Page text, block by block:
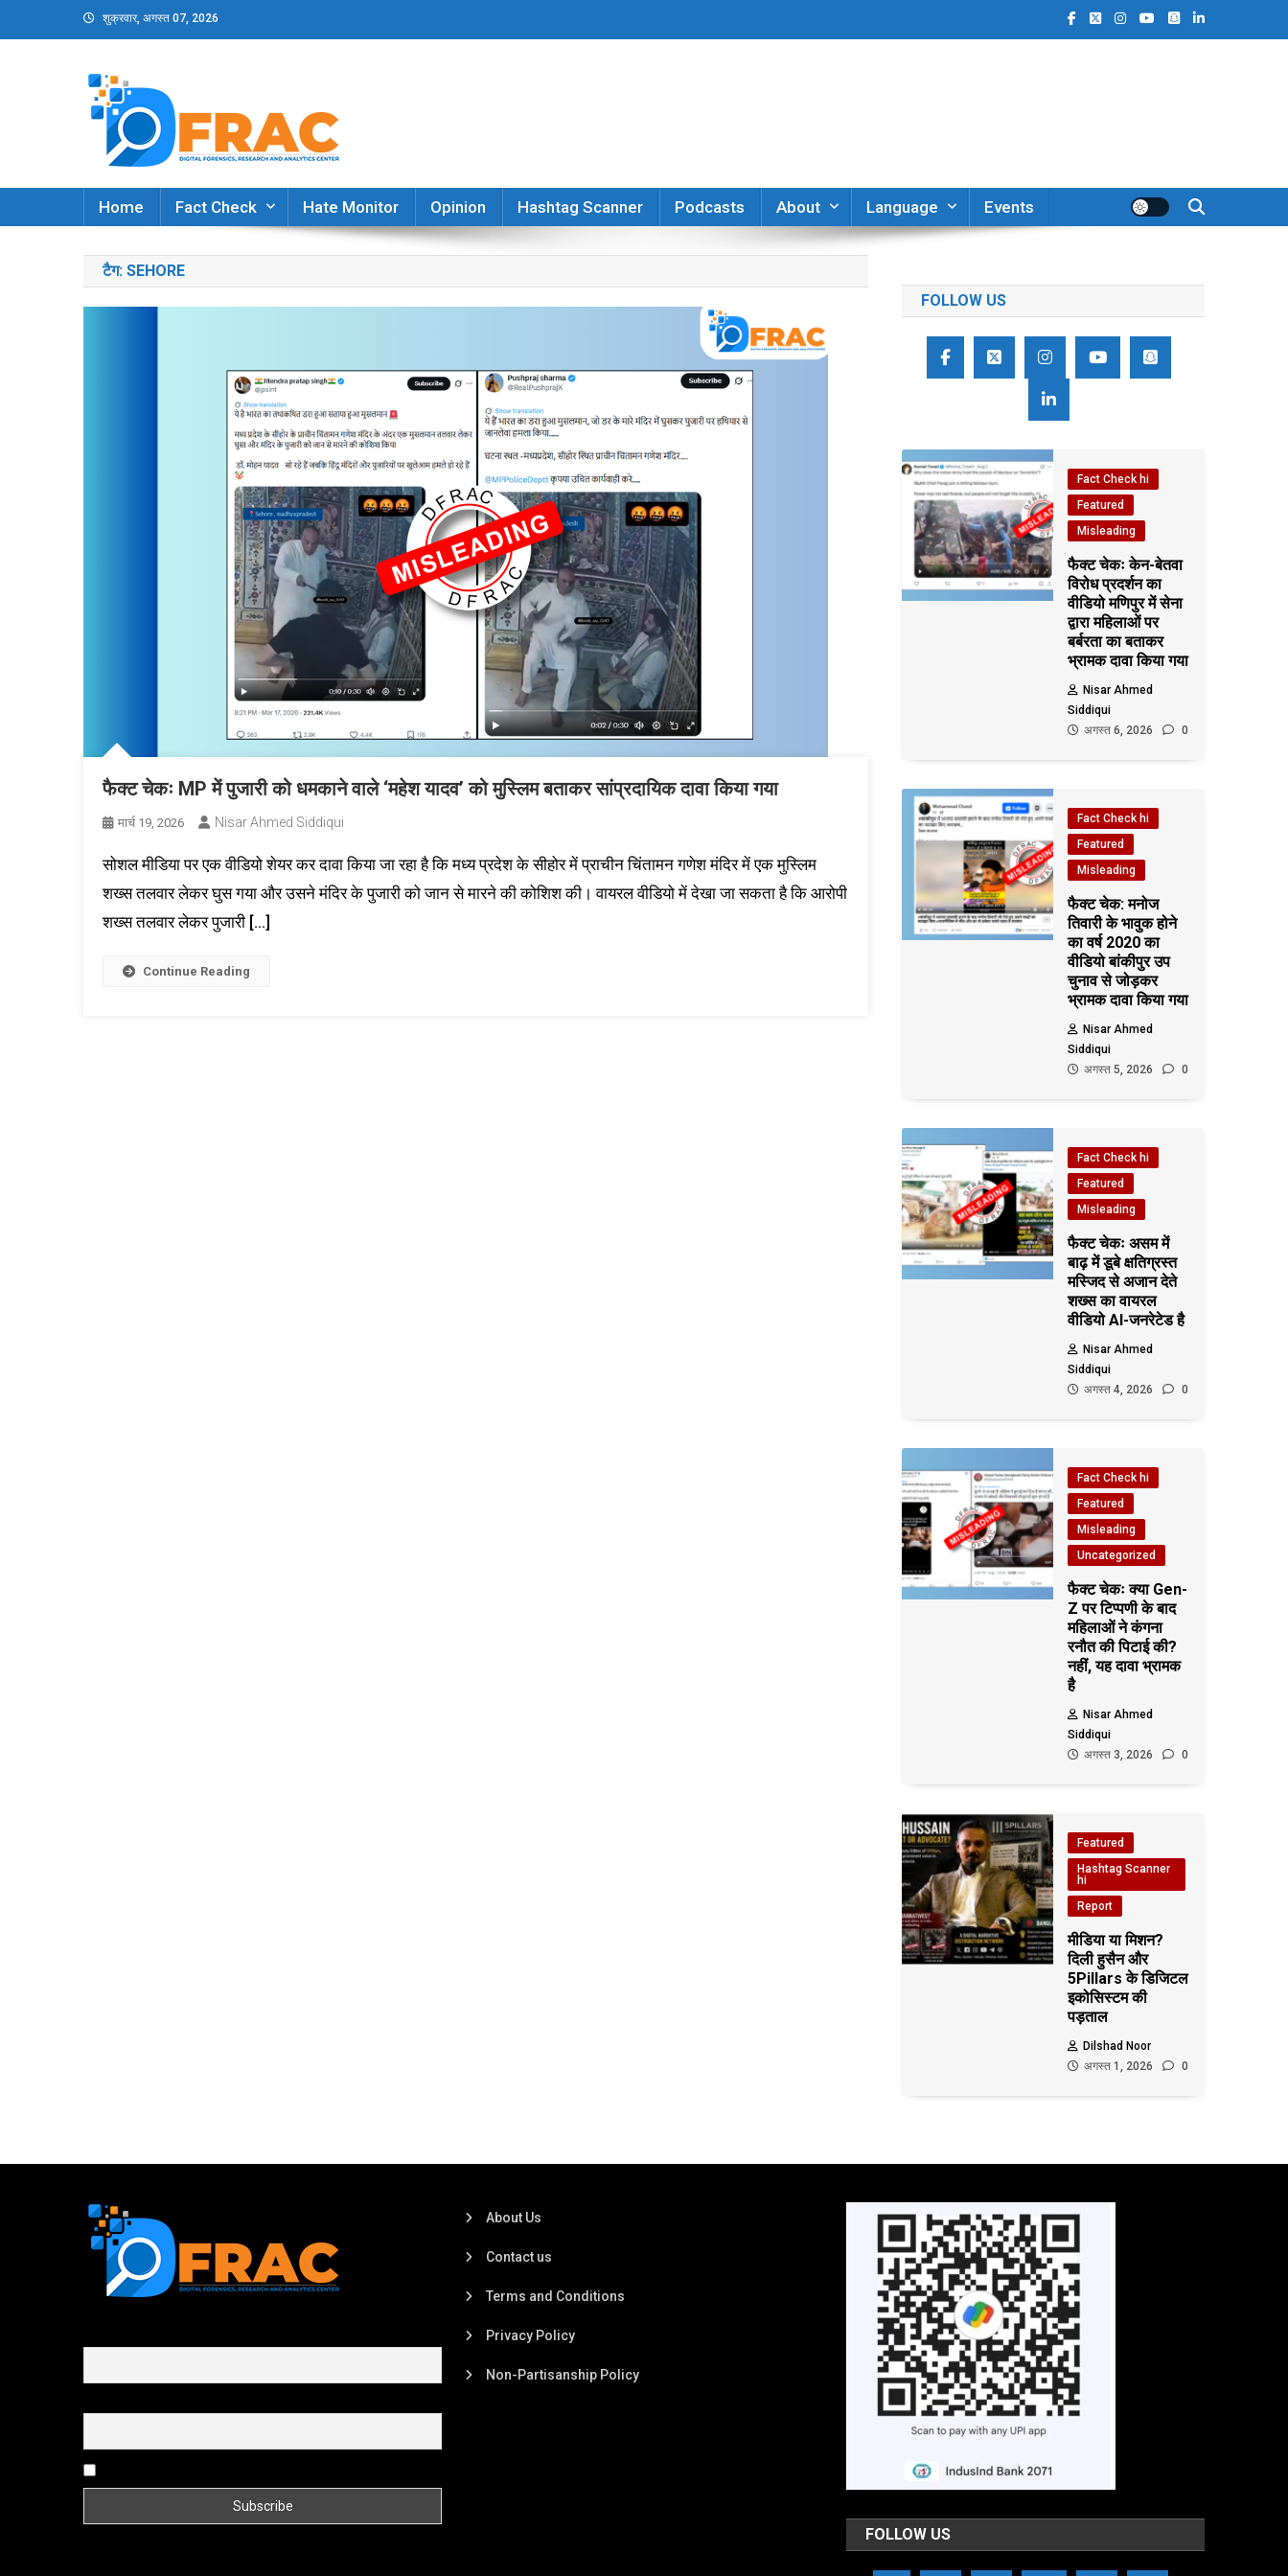
to
शुक्रवार, अगस्त 07, 2026
DFRAC_ORG
Digital Forensics, Research and Analytics Center
Home
Fact Check Hate Monitor Opinion Hashtag Scanner Podcasts About Language Events
टैग: SEHORE
फैक्ट चेकः MP में पुजारी को धमकाने वाले ‘महेश यादव’ को मुस्लिम बताकर सांप्रदायिक दावा किया गया
मार्च 19, 2026 Nisar Ahmed Siddiqui
सोशल मीडिया पर एक वीडियो शेयर कर दावा किया जा रहा है कि मध्य प्रदेश के सीहोर में प्राचीन चिंतामन गणेश मंदिर में एक मुस्लिम
शख्स तलवार लेकर घुस गया और उसने मंदिर के पुजारी को जान से मारने की कोशिश की। वायरल वीडियो में देखा जा सकता है कि आरोपी
शख्स तलवार लेकर पुजारी […]
Continue Reading
FOLLOW US
Fact Check hi
Featured
Misleading
फैक्ट चेकः केन-बेतवा
विरोध प्रदर्शन का
वीडियो मणिपुर में सेना
द्वारा महिलाओं पर
बर्बरता का बताकर
भ्रामक दावा किया गया
Nisar Ahmed
Siddiqui
अगस्त 6, 2026
0
Fact Check hi
Featured
Misleading
फैक्ट चेक: मनोज
तिवारी के भावुक होने
का वर्ष 2020 का
वीडियो बांकीपुर उप
चुनाव से जोड़कर
भ्रामक दावा किया गया
Nisar Ahmed
Siddiqui
अगस्त 5, 2026
0
Fact Check hi
Featured
Misleading
फैक्ट चेकः असम में
बाढ़ में डूबे क्षतिग्रस्त
मस्जिद से अजान देते
शख्स का वायरल
वीडियो AI-जनरेटेड है
Nisar Ahmed
Siddiqui
अगस्त 4, 2026
0
Fact Check hi
Featured
Misleading
Uncategorized
फैक्ट चेकः क्या Gen-
Z पर टिप्पणी के बाद
महिलाओं ने कंगना
रनौत की पिटाई की?
नहीं, यह दावा भ्रामक
है
Nisar Ahmed
Siddiqui
अगस्त 3, 2026
0
Featured
Hashtag Scanner
hi
Report
मीडिया या मिशन?
दिली हुसैन और
5Pillars के डिजिटल
इकोसिस्टम की
पड़ताल
Dilshad Noor
अगस्त 1, 2026
0
About Us
Contact us
Terms and Conditions
Privacy Policy
Non-Partisanship Policy
FOLLOW US